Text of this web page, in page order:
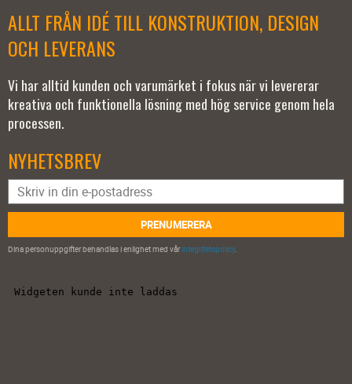
ALLT FRÅN IDÉ TILL KONSTRUKTION, DESIGN
OCH LEVERANS
Vi har alltid kunden och varumärket i fokus när vi levererar
kreativa och funktionella lösning med hög service genom hela
processen.
NYHETSBREV
PRENUMERERA
Dina personuppgifter behandlas i enlighet med vårintegritetspolicy.